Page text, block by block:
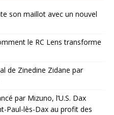
son maillot avec un nouvel
le RC Lens transforme
de Zinedine Zidane par
par Mizuno, l’U.S. Dax
Paul-lès-Dax au profit des